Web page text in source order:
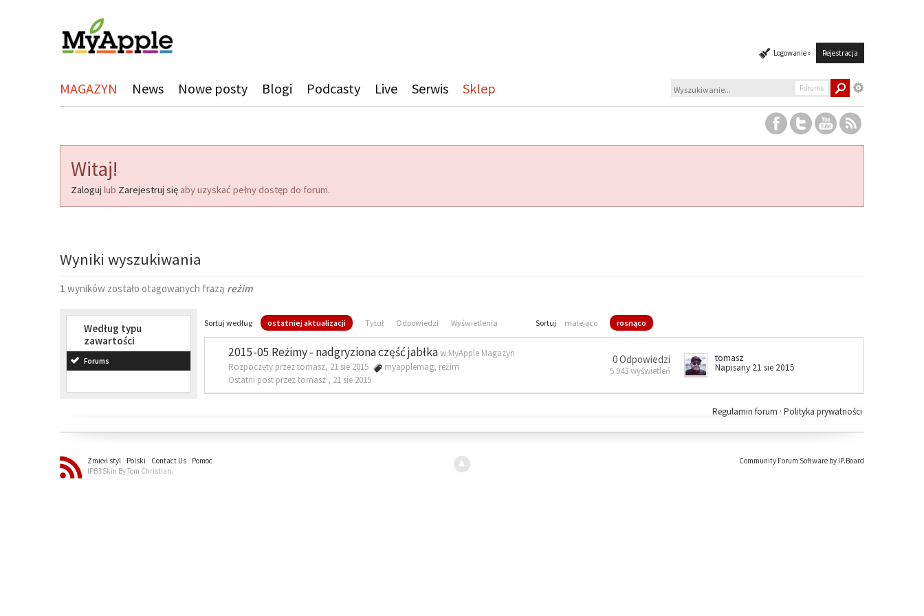
Logowanie » Rejestracja
MAGAZYN News Nowe posty Blogi Podcasty Live Serwis Sklep Forums
Witaj!
Zaloguj lub Zarejestruj się aby uzyskać pełny dostęp do forum.
Wyniki wyszukiwania
1 wyników zostało otagowanych frazą reżim
Według typu
zawartości
Forums
Sortuj według ostatniej aktualizacji Tytuł Odpowiedzi Wyświetlenia Sortuj malejąco rosnąco
2015-05 Reżimy - nadgryziona część jabłkaw MyApple Magazyn
Rozpoczęty przez tomasz, 21 sie 2015
myapplemag, reżim
Ostatni post przez tomasz , 21 sie 2015
0 Odpowiedzi
5 943 wyświetleń
tomasz
Napisany 21 sie 2015
Polityka prywatności
Regulamin forum ·
Zmień styl Polski Contact Us
Pomoc
IPB3 Skin By Tom Christian.
Community Forum Software by IP.Board